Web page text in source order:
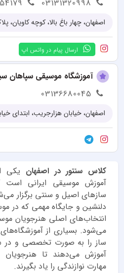
03131320998
اصفهان، چهار باغ بالا، کوچه کاویان، پلاک
ارسال پیام در واتس اپ
آموزشگاه موسیقی سپاهان
03136680045
کلاس سنتور در اصفهان یکی
آموزش موسیقی ایرانی است
سازهای اصیل و سنتی برگزار
دلنشین و جایگاه مهمی که در
انتخاب‌های اصلی هنرجویان
می‌شود. بسیاری از
ساز را به صورت تخصصی و در
آموزش می‌دهند تا هنرجویان
مهارت نوازندگی را یاد بگیرند.